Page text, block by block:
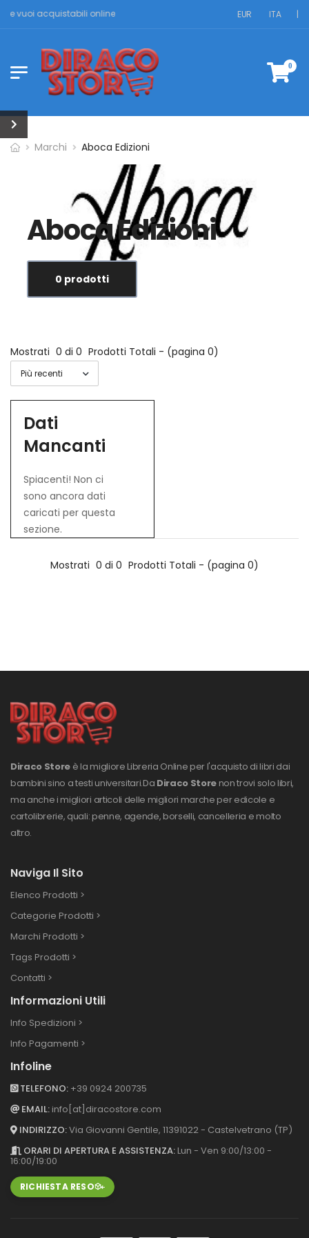
vuoi acquistabili online EUR ITA |
0
Marchi Aboca Edizioni
Aboca Edizioni
0 prodotti
Mostrati 0 di 0 Prodotti Totali - (pagina 0)
Dati
Mancanti
Spiacenti! Non ci
sono ancora dati
caricati per questa
sezione.
Mostrati 0 di 0 Prodotti Totali - (pagina 0)
Diraco Store è la migliore Libreria Online per l'acquisto di libri dai
bambini sino a testi universitari.Da Diraco Store non trovi solo libri,
ma anche i migliori articoli delle migliori marche per edicole e
cartolibrerie, quali: penne, agende, borselli, cancelleria e molto
altro.
Naviga Il Sito
Elenco Prodotti >
Categorie Prodotti >
Marchi Prodotti >
Tags Prodotti >
Contatti >
Informazioni Utili
Info Spedizioni >
Info Pagamenti >
Infoline
TELEFONO: +39 0924 200735
EMAIL: info[at]diracostore.com
INDIRIZZO:Via Giovanni Gentile, 11391022 - Castelvetrano (TP)
ORARI DI APERTURA E ASSISTENZA: Lun - Ven 9:00/13:00 -
16:00/19:00
RICHIESTA RESO